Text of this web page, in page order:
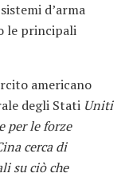
d’arma
le principali
americano
degli Stati Uniti
per le forze
cerca di
su ciò che